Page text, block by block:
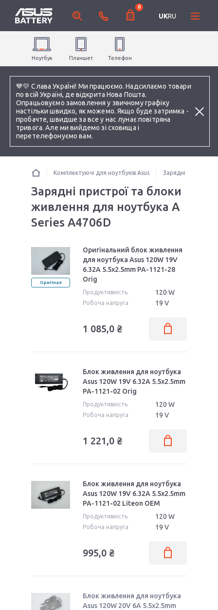
💙💛 Слава УкраЇні! Ми працюємо. Надсилаємо товари
по всій Україні, де відкрита Нова Пошта.
Опрацьовуємо замовлення у звичному графіку
настільки швидко, як можемо. Якщо буде затримка -
пробачте, швидше за все у нас лунає повітряна
тривога. Але ми вийдемо зі сховища і
перетелефонуємо вам.
0
UKRU
Ноутбук Планшет Телефон
Комплектуючі для ноутбуків Asus Зарядні пристрої
Зарядні пристрої та блоки
живлення для ноутбука A
Series A4706D
Оригінал
Оригінальний блок живлення
для ноутбука Asus 120W 19V
6.32A 5.5x2.5mm PA-1121-28
Orig
Продуктивність 120 W
Робоча напруга 19 V
1 085,0 ₴
Блок живлення для ноутбука
Asus 120W 19V 6.32A 5.5x2.5mm
PA-1121-02 Orig
Продуктивність 120 W
Робоча напруга 19 V
1 221,0 ₴
Блок живлення для ноутбука
Asus 120W 19V 6.32A 5.5x2.5mm
PA-1121-02 Liteon OEM
Продуктивність 120 W
Робоча напруга 19 V
995,0 ₴
Блок живлення для ноутбука
Asus 120W 20V 6A 5.5x2.5mm